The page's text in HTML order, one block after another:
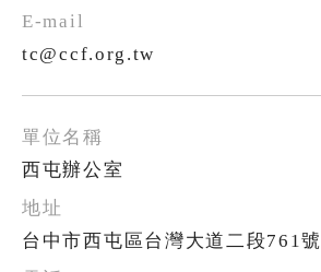
tc@ccf.org.tw
西屯辦公室
台中市西屯區台灣大道二段761號